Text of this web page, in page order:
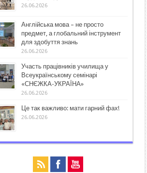
26.06.2026
Англійська мова – не просто
предмет, а глобальний інструмент
для здобуття знань
26.06.2026
Участь працівників училища у
Всеукраїнському семінарі
«СНЄЖКА-УКРАЇНА»
26.06.2026
Це так важливо: мати гарний фах!
26.06.2026